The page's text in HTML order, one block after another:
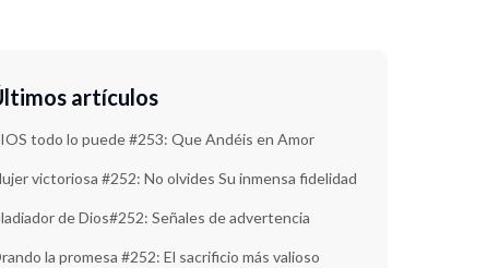
artículos
todo lo puede #253: Que Andéis en Amor
victoriosa #252: No olvides Su inmensa fidelidad
de Dios#252: Señales de advertencia
la promesa #252: El sacrificio más valioso